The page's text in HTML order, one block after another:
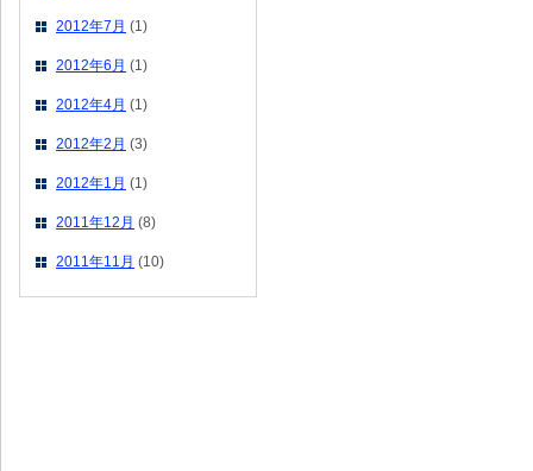
2012年7月 (1)
2012年6月 (1)
2012年4月 (1)
2012年2月 (3)
2012年1月 (1)
2011年12月 (8)
2011年11月 (10)